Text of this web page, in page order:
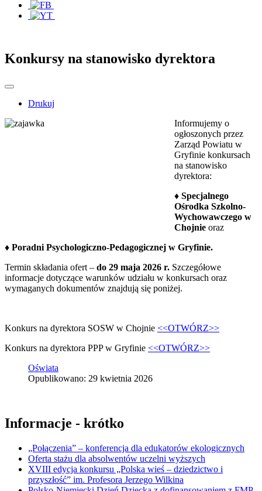
Konkursy na stanowisko dyrektora
Drukuj
Informujemy o
ogłoszonych przez
Zarząd Powiatu w
Gryfinie konkursach
na stanowisko
dyrektora:
♦ Specjalnego
Ośrodka Szkolno-
Wychowawczego w
Chojnie oraz
♦ Poradni Psychologiczno-Pedagogicznej w Gryfinie.
Termin składania ofert – do 29 maja 2026 r. Szczegółowe
informacje dotyczące warunków udziału w konkursach oraz
wymaganych dokumentów znajdują się poniżej.
Konkurs na dyrektora SOSW w Chojnie <<OTWÓRZ>>
Konkurs na dyrektora PPP w Gryfinie <<OTWÓRZ>>
Oświata
Opublikowano: 29 kwietnia 2026
Informacje - krótko
„Połączenia” – konferencja dla edukatorów ekologicznych
Oferta stażu dla absolwentów uczelni wyższych
XVIII edycja konkursu „Polska wieś – dziedzictwo i
przyszłość” im. Profesora Jerzego Wilkina